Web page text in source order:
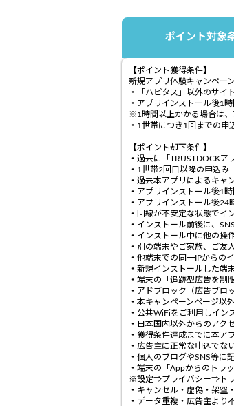
ポイント対象
【ポイント獲得条件】
新規アプリ体験キャンペー
・「ハピタス」以外のサイ
・アプリインストール後1
※1時間以上かかる場合は、
・1世帯につき1回までの申
【ポイント却下条件】
・過去に「TRUSTDOCKア
・1世帯2回目以降の申込み
・過去本アプリによるキャ
・アプリインストール後1
・アプリインストール後
・回線が不安定な状態でイ
・インストール前後に、
・インストール中に他の操
・別の端末やご家族、ご友
・他端末での同一IPからの
・新規インストールした端
・端末の「追跡型広告を制
・アドブロック（広告ブロ
・本キャンペーンページ以
・公共WiFiをご利用しイン
・日本国内以外からのアク
・獲得条件達成までに本ア
・広告主に正常な申込でな
・個人のブログやSNS等に
・端末の「Appからのトラ
※設定⇒プライバシー⇒トラ
・キャンセル・虚偽・架空
・データ重複・広告主より